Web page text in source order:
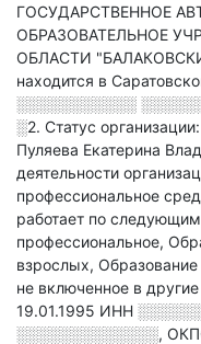
ГОСУДАРСТВЕННОЕ
ОБРАЗОВАТЕЛЬНОЕ
ОБЛАСТИ
находится в
░░░░░░░░░░░
░2. Статус
Пуляева Екатерина
деятельности
профессиональное
работает по
профессиональное,
взрослых,
не включенное в
19.01.1995 ИНН
░░░░░░░░░░░░░,